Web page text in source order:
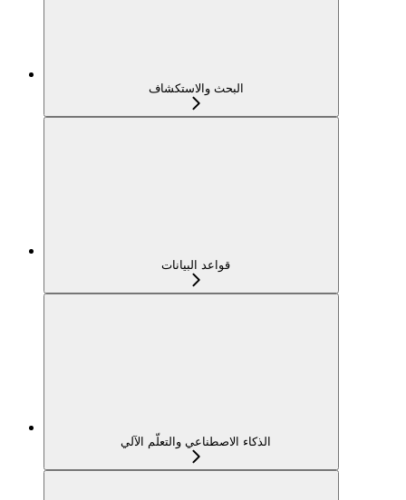
البحث والاستكشاف
قواعد البيانات
الذكاء الاصطناعي والتعلّم الآلي